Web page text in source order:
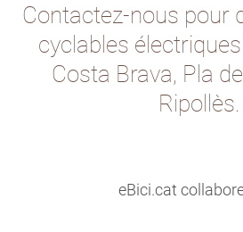
Contactez-nous pour
cyclables
Costa Brava, Pla
Ripollès.
eBici.cat